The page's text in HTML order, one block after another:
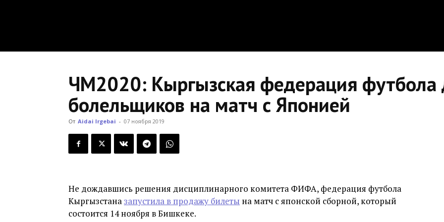
ЧМ2020: Кыргызская федерация футбола
болельщиков на матч с Японией
От Aidai Irgebai - 07 ноября 2019
Не дождавшись решения дисциплинарного комитета ФИФА, федерация футбола
Кыргызстаназапустила в продажу билеты на матч с японской сборной, который
состоится 14 ноября в Бишкеке.